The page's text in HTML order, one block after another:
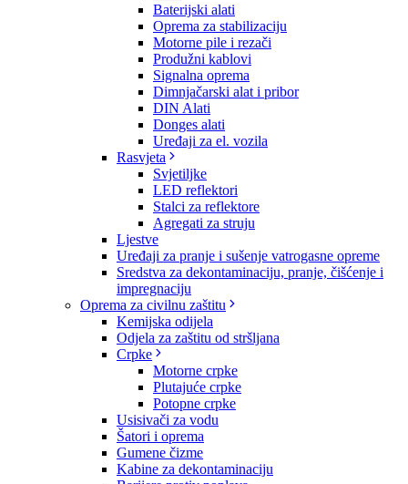
Baterijski alati
Oprema za stabilizaciju
Motorne pile i rezači
Produžni kablovi
Signalna oprema
Dimnjačarski alat i pribor
DIN Alati
Donges alati
Uređaji za el. vozila
Rasvjeta
Svjetiljke
LED reflektori
Stalci za reflektore
Agregati za struju
Ljestve
Uređaji za pranje i sušenje vatrogasne opreme
Sredstva za dekontaminaciju, pranje, čišćenje i
impregnaciju
Oprema za civilnu zaštitu
Kemijska odijela
Odjela za zaštitu od stršljana
Crpke
Motorne crpke
Plutajuće crpke
Potopne crpke
Usisivači za vodu
Šatori i oprema
Gumene čizme
Kabine za dekontaminaciju